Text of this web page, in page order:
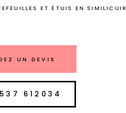
ET ÉTUIS EN SIMILICUIR
UN DEVIS
612034